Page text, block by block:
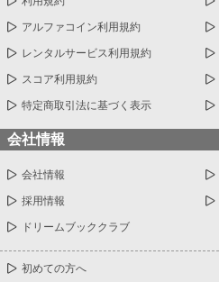
アルファコイン利用規約
レンタルサービス利用規約
スコア利用規約
特定商取引法に基づく表示
会社情報
会社情報
採用情報
ドリームブッククラブ
初めての方へ